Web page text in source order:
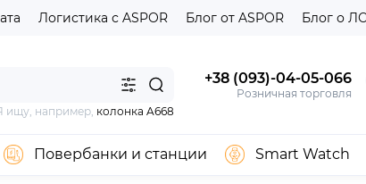
Логистика с ASPOR Блог от ASPOR Блог о
+38 (093)-04-05-066
Розничная торговля
ищу, например, колонка A668
Повербанки и станции Smart Watch